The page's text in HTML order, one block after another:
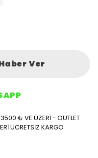
Ver
3500 ₺ VE ÜZERİ - OUTLET
ÜCRETSİZ KARGO